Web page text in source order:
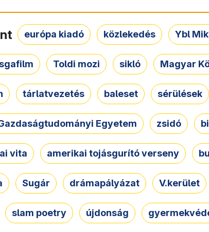
európa kiadó közlekedés Ybl
Toldi mozi sikló Magyar
tárlatvezetés baleset sérülések
Egyetem zsidó
vita amerikai tojásgurító verseny
Sugár drámapályázat V.kerület
slam poetry újdonság